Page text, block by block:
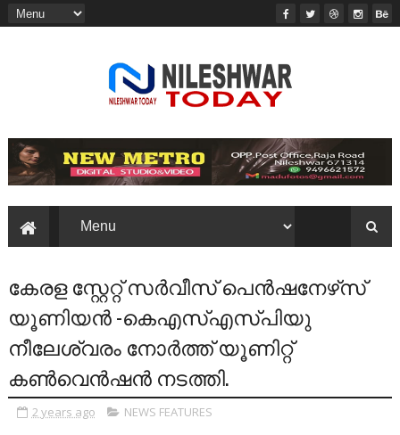
കേരള സ്റ്റേറ്റ് സര്‍വീസ് പെന്‍ഷനേഴ്‌സ്
യൂണിയന്‍ -കെഎസ്എസ്പിയു
നീലേശ്വരം നോര്‍ത്ത് യൂണിറ്റ്
കണ്‍വെന്‍ഷന്‍ നടത്തി.
2 years ago NEWS FEATURES